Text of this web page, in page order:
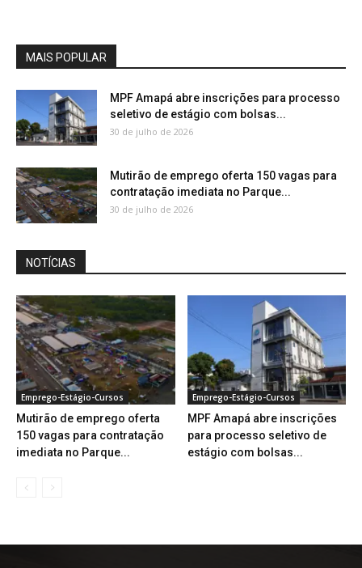
MAIS POPULAR
MPF Amapá abre inscrições para processo
seletivo de estágio com bolsas...
30 de julho de 2026
Mutirão de emprego oferta 150 vagas para
contratação imediata no Parque...
30 de julho de 2026
NOTÍCIAS
Emprego-Estágio-Cursos
Mutirão de emprego oferta
150 vagas para contratação
imediata no Parque...
Emprego-Estágio-Cursos
MPF Amapá abre inscrições
para processo seletivo de
estágio com bolsas...